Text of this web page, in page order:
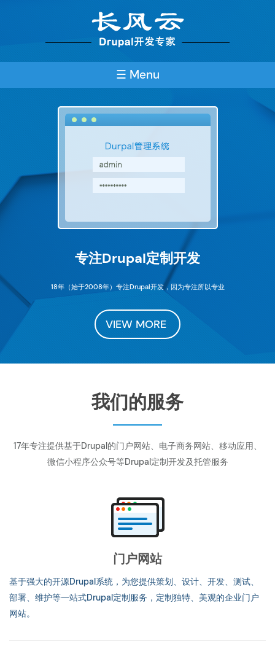
☰ Menu
专注Drupal定制开发
18年（始于2008年）专注Drupal开发，因为专注所以专业
VIEW MORE
我们的服务
17年专注提供基于Drupal的门户网站、电子商务网站、移动应用、
微信小程序公众号等Drupal定制开发及托管服务
门户网站
基于强大的开源Drupal系统，为您提供策划、设计、开发、测试、
部署、维护等一站式Drupal定制服务，定制独特、美观的企业门户
网站。